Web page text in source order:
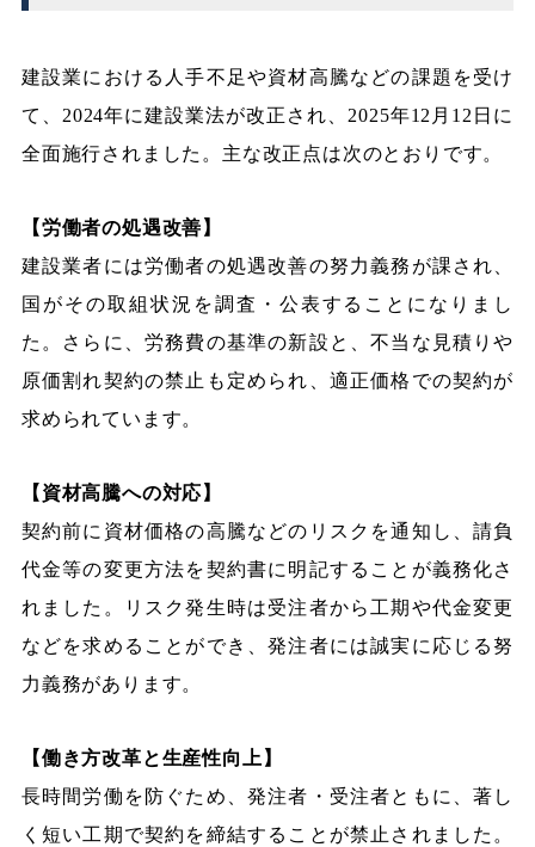
建設業における人手不足や資材高騰などの課題を受け
て、2024年に建設業法が改正され、2025年12月12日に
全面施行されました。主な改正点は次のとおりです。
【労働者の処遇改善】
建設業者には労働者の処遇改善の努力義務が課され、
国がその取組状況を調査・公表することになりまし
た。さらに、労務費の基準の新設と、不当な見積りや
原価割れ契約の禁止も定められ、適正価格での契約が
求められています。
【資材高騰への対応】
契約前に資材価格の高騰などのリスクを通知し、請負
代金等の変更方法を契約書に明記することが義務化さ
れました。リスク発生時は受注者から工期や代金変更
などを求めることができ、発注者には誠実に応じる努
力義務があります。
【働き方改革と生産性向上】
長時間労働を防ぐため、発注者・受注者ともに、著し
く短い工期で契約を締結することが禁止されました。